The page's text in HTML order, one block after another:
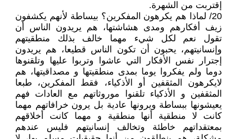
إقتربت من الشهرة.
20/ لماذا هم يكرهون المفكرين؟ بيساطة لأنهم يكشفون
زيف أفكارهم ومدى هشاشتها، هم يريدون الناس أن
تقول نعم لكل شيء مهما خالف بذلك منطقيتهم
وإنسانيتهم، يحبون أن تكون الناس قطيعا، هم يريدون
إجترار نفس الأفكار التي عاشوا وتربوا عليها وتلقنوها
دوما ولم يفكروا يوما بمدى منطقيتها و مصداقيتها، هم
لايكرهون المثقفين أو الأذكياء، فقط المفكرين، طبعا
المثقفين و الأذكياء تلقنوا موروثاتهم مع العادات فهم
يعيشونها ببساطة ويرونها عادية بل يرون خرافاتهم مهما
كانت لا منطقية أنها منطقية و مهما كانت أخلاقهم
بمعتقداتهم خاطئة وتخالف إنسانيتهم فليس عندهم